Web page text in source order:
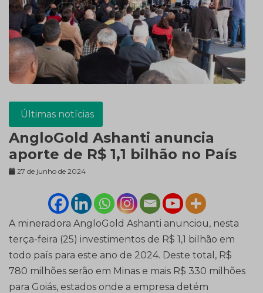
Últimas notícias
AngloGold Ashanti anuncia
aporte de R$ 1,1 bilhão no País
27 de junho de 2024
A mineradora AngloGold Ashanti anunciou, nesta
terça-feira (25) investimentos de R$ 1,1 bilhão em
todo país para este ano de 2024. Deste total, R$
780 milhões serão em Minas e mais R$ 330 milhões
para Goiás, estados onde a empresa detém